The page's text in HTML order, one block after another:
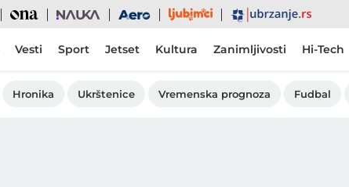
Ona Nauka Aero Ljubimci Ubrzanje
Vesti Sport Jetset Kultura Zanimljivosti Hi-Tech
Hronika Ukrštenice Vremenska prognoza Fudbal